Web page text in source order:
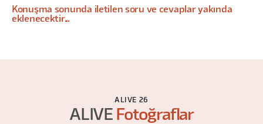
Konuşma sonunda iletilen soru ve cevaplar yakında
eklenecektir...
ALIVE 26
ALIVE Fotoğraflar